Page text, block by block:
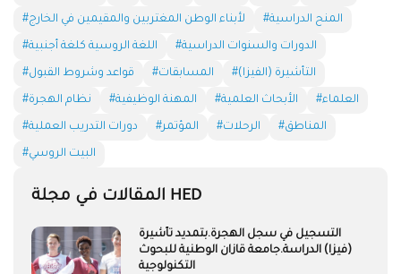
#لأبناء الوطن المغتربين والمقيمين في الخارج #المنح الدراسية
#اللغة الروسية كلغة أجنبية #الدورات والسنوات الدراسية
#قواعد وشروط القبول #المسابقات #التأشيرة (الفيزا)
#نظام الهجرة #المهنة الوظيفية #الأبحاث العلمية #العلماء
#دورات التدريب العملية #المؤتمر #الرحلات #المناطق
#البيت الروسي
المقالات في مجلة HED
التسجيل في سجل الهجرة.بتمديد تأشيرة
(فيزا) الدراسة​​​​​​​.جامعة قازان الوطنية للبحوث
التكنولوجية